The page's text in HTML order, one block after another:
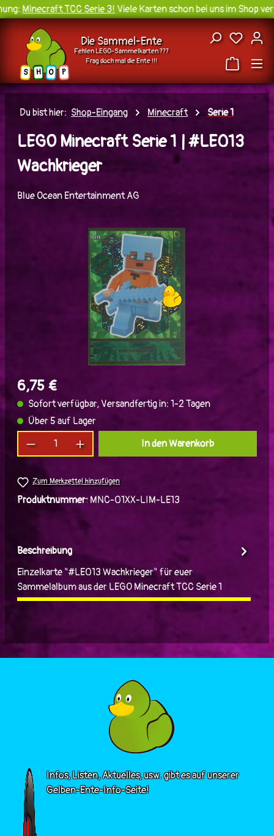
Zum Hauptinhalt springen
Minecraft TCC Serie 3!Viele Karten schon bei uns im Shop
S H O P
Die Sammel-Ente
Fehlen LEGO-Sammelkarten ???
Frag doch mal die Ente !!!
Du
Du bist hier: Shop-Eingang Minecraft Serie 1
LEGO Minecraft Serie 1 | #LE013
Wachkrieger
Blue Ocean Entertainment AG
Bildergalerie überspringen
6,75 €
Sofort verfügbar, Versandfertig in: 1-2 Tagen
Über 5 auf Lager
Produkt Anzahl: Gib den gewünschten Wert
In den Warenkorb
Zum Merkzettel hinzufügen
Produktnummer: MNC-01XX-LIM-LE13
Beschreibung
Einzelkarte "#LE013 Wachkrieger" für euer
Sammelalbum aus der LEGO Minecraft TCC Serie 1
Infos, Listen, Aktuelles, usw. gibt es auf unserer
Gelben-Ente-Info-Seite!